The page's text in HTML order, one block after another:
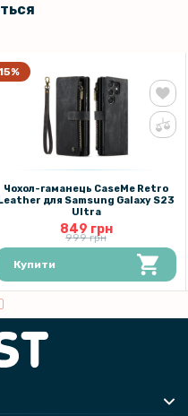
Чохол-гаманець CaseMe Retro
для Samsung Galaxy S23
Ultra
849 грн
999 грн
Купити